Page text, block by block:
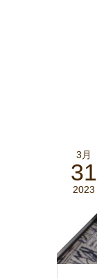
3月
31
2023